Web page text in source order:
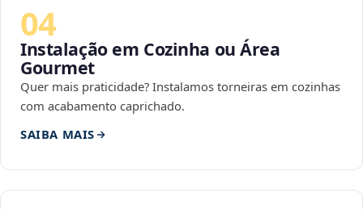
04
Instalação em Cozinha ou Área
Gourmet
Quer mais praticidade? Instalamos torneiras em cozinhas
com acabamento caprichado.
SAIBA MAIS